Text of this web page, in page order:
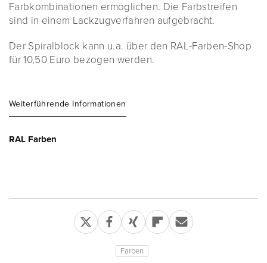
Farbkombinationen ermöglichen. Die Farbstreifen
sind in einem Lackzugverfahren aufgebracht.
Der Spiralblock kann u.a. über den RAL-Farben-Shop
für 10,50 Euro bezogen werden.
Weiterführende Informationen
RAL Farben
Farben